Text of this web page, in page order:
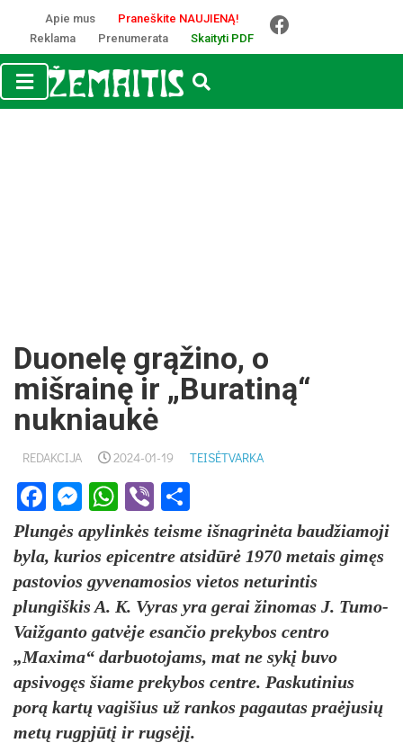
Apie mus
Praneškite NAUJIENĄ!
Reklama
Prenumerata Skaityti PDF
Duonelę grąžino, o
mišrainę ir „Buratiną“
nukniaukė
REDAKCIJA 2024-01-19 TEISĖTVARKA
Facebook
Messenger
WhatsApp
Viber
Plungės apylinkės teisme išnagrinėta baudžiamoji
byla, kurios epicentre atsidūrė 1970 metais gimęs
pastovios gyvenamosios vietos neturintis
plungiškis A. K. Vyras yra gerai žinomas J. Tumo-
Vaižganto gatvėje esančio prekybos centro
„Maxima“ darbuotojams, mat ne sykį buvo
apsivogęs šiame prekybos centre. Paskutinius
porą kartų vagišius už rankos pagautas praėjusių
metų rugpjūtį ir rugsėjį.